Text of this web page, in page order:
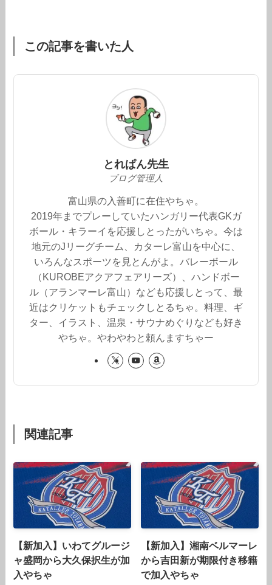
この記事を書いた人
とれぱん先生
ブログ管理人
富山県の入善町に在住やちゃ。
2019年までプレーしていたハンガリー代表GKガ
ボール・キラーイを応援しとったがいちゃ。今は
地元のJリーグチーム、カターレ富山を中心に、
いろんなスポーツを見とんがよ。バレーボール
（KUROBEアクアフェアリーズ）、ハンドボー
ル（アランマーレ富山）なども応援しとって、最
近はクリケットもチェックしとるちゃ。料理、ギ
ター、イラスト、温泉・サウナめぐりなども好き
やちゃ。やわやわと頼んますちゃー
関連記事
【新加入】いわてグルージ
ャ盛岡から大久保択生が加
入やちゃ
【新加入】湘南ベルマーレ
から吉田新が期限付き移籍
で加入やちゃ